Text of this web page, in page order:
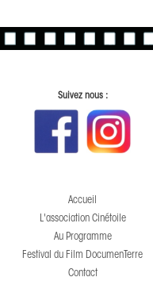
Suivez nous :
Accueil
L'association Cinétoile
Au Programme
Festival du Film DocumenTerre
Contact